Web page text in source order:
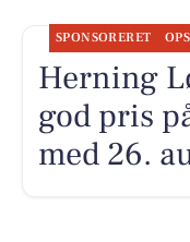
SPONSORERET
Herning
god pris
med 26.